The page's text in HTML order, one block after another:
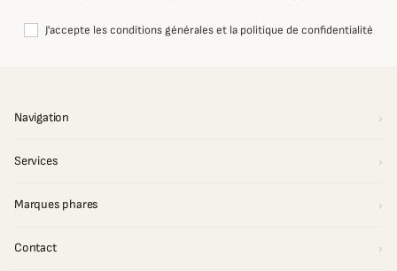
J'accepte les conditions générales et la politique de confidentialité
Navigation
Services
Marques phares
Contact